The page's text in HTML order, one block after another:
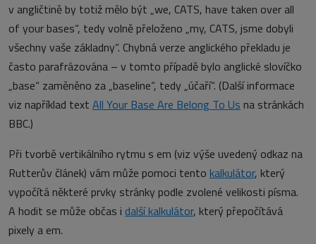
v angličtině by totiž mělo být „we, CATS, have taken over all
of your bases“, tedy volně přeloženo „my, CATS, jsme dobyli
všechny vaše základny“. Chybná verze anglického překladu je
často parafrázována – v tomto případě bylo anglické slovíčko
„base“ zaměněno za „baseline“, tedy „účaří“. (Další informace
viz například text All Your Base Are Belong To Us na stránkách
BBC.)
Při tvorbě vertikálního rytmu s em (viz výše uvedený odkaz na
Rutterův článek) vám může pomoci tento kalkulátor, který
vypočítá některé prvky stránky podle zvolené velikosti písma.
A hodit se může občas i další kalkulátor, který přepočítává
pixely a em.